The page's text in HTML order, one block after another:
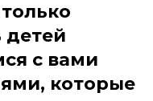
детей
с вами
которые